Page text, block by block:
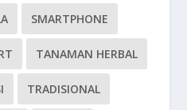
SMARTPHONE
TANAMAN HERBAL
TRADISIONAL